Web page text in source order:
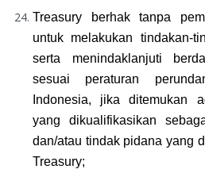
Treasury berhak tanpa
untuk melakukan tindakan-
serta menindaklanjuti
sesuai peraturan
Indonesia, jika ditemukan
yang dikualifikasikan
dan/atau tindak pidana yang
Treasury;